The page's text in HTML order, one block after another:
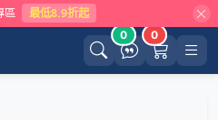
區 最低8.9折起
0 0